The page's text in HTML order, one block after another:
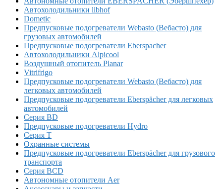
Автохолодильники libhof
Dometic
Предпусковые подогреватели Webasto (Вебасто) для
грузовых автомобилей
Предпусковые подогреватели Eberspacher
Автохолодильники Alpicool
Воздушный отопитель Planar
Vitrifrigo
Предпусковые подогреватели Webasto (Вебасто) для
легковых автомобилей
Предпусковые подогреватели Eberspächer для легковых
автомобилей
Серия BD
Предпусковые подогреватели Hydro
Серия T
Охранные системы
Предпусковые подогреватели Eberspächer для грузового
транспорта
Серия BCD
Автономные отопители Аer